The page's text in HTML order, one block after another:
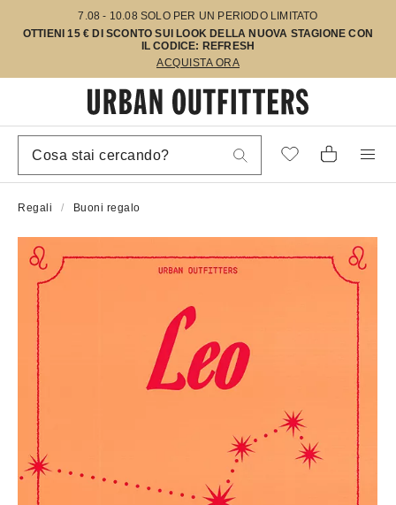
7.08 - 10.08 SOLO PER UN PERIODO LIMITATO
OTTIENI 15 € DI SCONTO SUI LOOK DELLA NUOVA STAGIONE CON
IL CODICE: REFRESH
ACQUISTA ORA
Regali Buoni regalo